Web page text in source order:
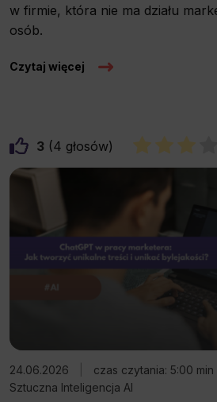
w firmie, która nie ma działu
osób.
Czytaj więcej
3 4
24.06.2026 czas czytania: 5:00 min
Sztuczna Inteligencja AI